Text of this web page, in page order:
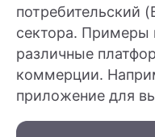
потребительский
сектора. Примеры
различные
коммерции.
приложение для